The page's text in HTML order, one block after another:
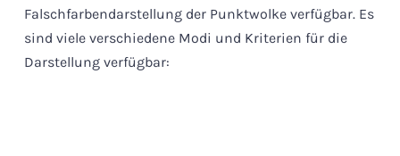
Falschfarbendarstellung der Punktwolke verfügbar. Es
sind viele verschiedene Modi und Kriterien für die
Darstellung verfügbar: